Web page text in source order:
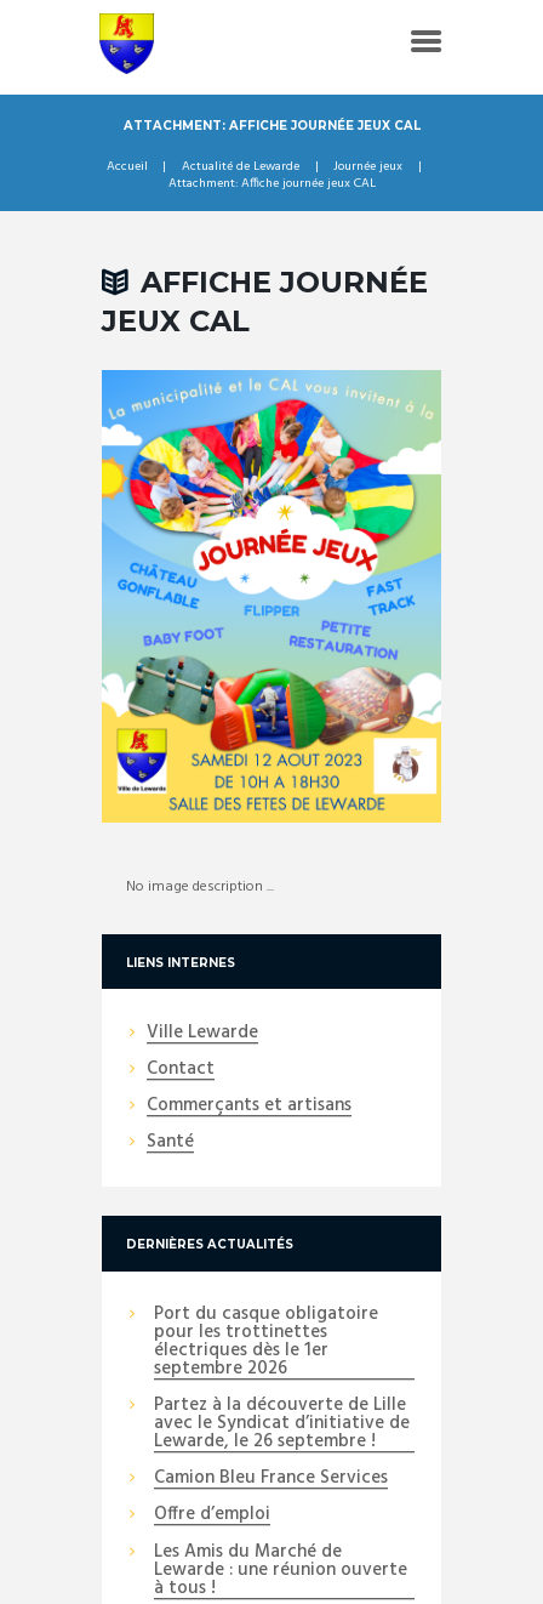
ATTACHMENT: AFFICHE JOURNÉE JEUX CAL
Accueil Actualité de Lewarde
Journée jeux
Attachment: Affiche journée jeux CAL
AFFICHE JOURNÉE
JEUX CAL
No image description ...
LIENS INTERNES
Ville Lewarde
Contact
Commerçants et artisans
Santé
DERNIÈRES ACTUALITÉS
Port du casque obligatoire
pour les trottinettes
électriques dès le 1er
septembre 2026
Partez à la découverte de Lille
avec le Syndicat d’initiative de
Lewarde, le 26 septembre !
Camion Bleu France Services
Offre d’emploi
Les Amis du Marché de
Lewarde : une réunion ouverte
à tous !